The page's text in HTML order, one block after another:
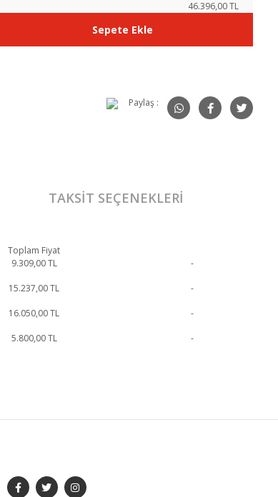
46.396,00 TL
Sepete Ekle
Paylaş :
TAKSIT SEÇENEKLERI
Toplam Fiyat
9.309,00TL -
15.237,00TL -
16.050,00TL -
5.800,00TL -